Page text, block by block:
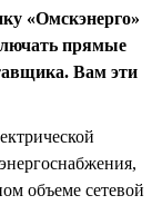
«Омскэнерго»
прямые
Вам эти
объеме сетевой